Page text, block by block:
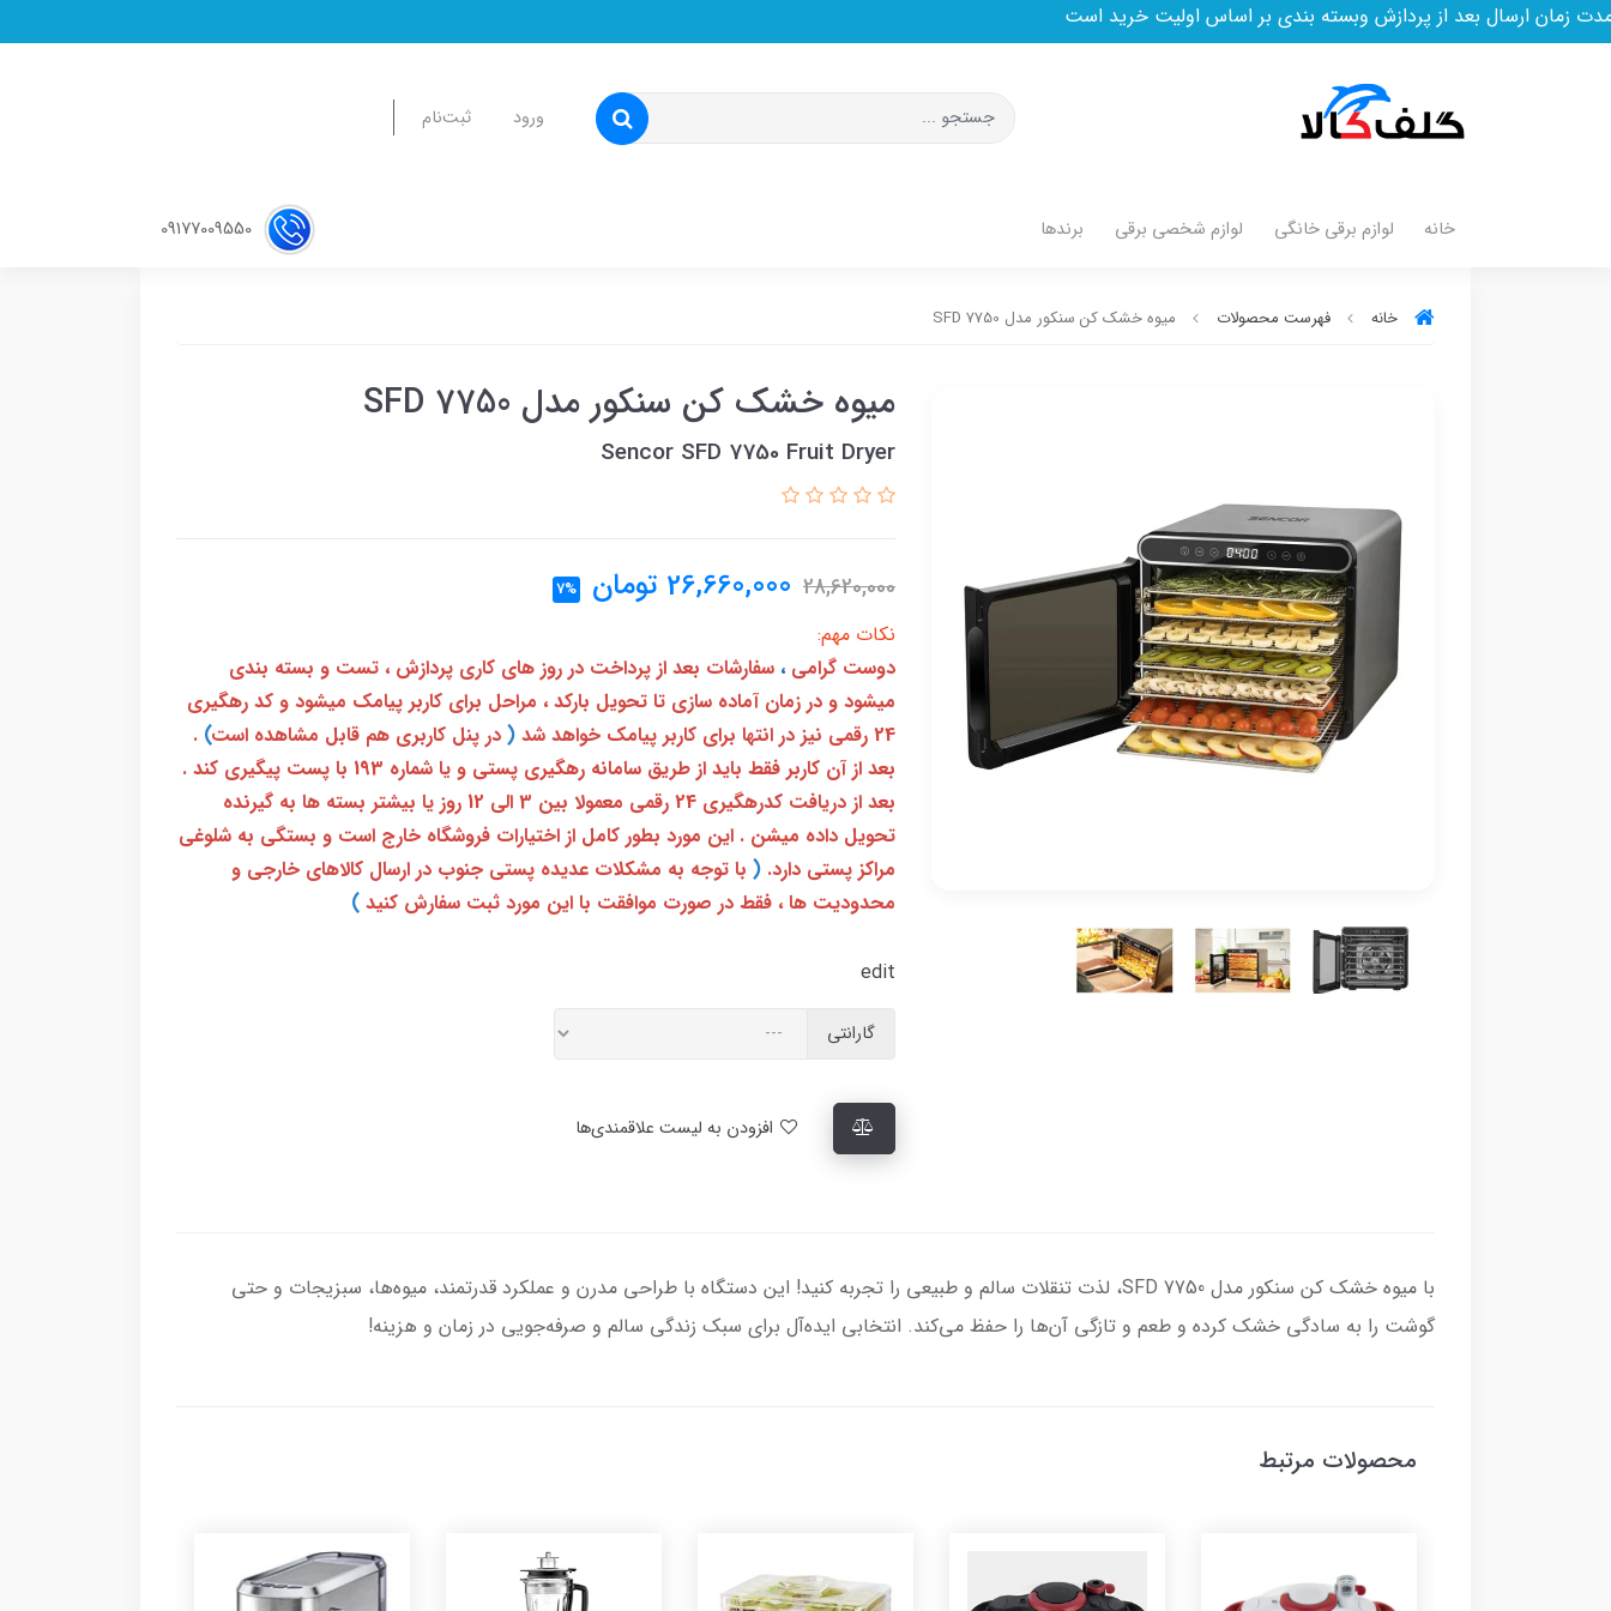
از پردازش وبسته بندی بر اساس اولیت خرید است
ورود ثبت‌نام
خانه لوازم برقی خانگی لوازم شخصی برقی برندها
خانه فهرست محصولات میوه خشک کن سنکور مدل SFD 7750
میوه خشک کن سنکور مدل SFD 7750
Sencor SFD 7750 Fruit Dryer
28,620,000
26,660,000 تومان 7%
نکات مهم:
دوست گرامی ، سفارشات بعد از پرداخت در روز های کاری پردازش ، تست و بسته بندی
میشود و در زمان آماده سازی تا تحویل بارکد ، مراحل برای کاربر پیامک میشود و کد رهگیری
24 رقمی نیز در انتها برای کاربر پیامک خواهد شد
( در پنل کاربری هم قابل مشاهده است)
.
بعد از آن کاربر فقط باید از طریق سامانه رهگیری پستی و یا شماره 193 با پست پیگیری کند .
بعد از دریافت کدرهگیری 24 رقمی معمولا بین 3 الی 12 روز یا بیشتر بسته ها به گیرنده
تحویل داده میشن . این مورد بطور کامل از اختیارات فروشگاه خارج است و بستگی به شلوغی
مراکز پستی دارد. ( با توجه به مشکلات عدیده پستی جنوب در ارسال کالاهای خارجی و
محدودیت ها ، فقط در صورت موافقت با این مورد ثبت سفارش کنید )
edit
گارانتی
با میوه خشک کن سنکور مدل SFD 7750، لذت تنقلات سالم و طبیعی را تجربه کنید! این دستگاه با طراحی مدرن و عملکرد قدرتمند، میوه‌ها، سبزیجات و حتی
گوشت را به سادگی خشک کرده و طعم و تازگی آن‌ها را حفظ می‌کند. انتخابی ایده‌آل برای سبک زندگی سالم و صرفه‌جویی در زمان و هزینه!
محصولات مرتبط